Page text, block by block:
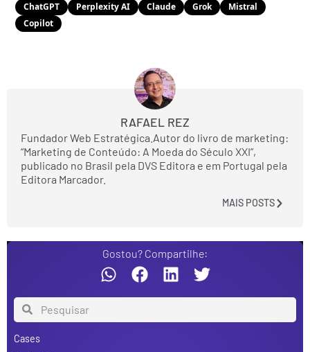
ChatGPT Perplexity AI Claude Grok
Mistral
Copilot
RAFAEL REZ
Fundador Web Estratégica.Autor do livro de marketing:
“Marketing de Conteúdo: A Moeda do Século XXI”,
publicado no Brasil pela DVS Editora e em Portugal pela
Editora Marcador.
MAIS POSTS
Gostou? Compartilhe:
Cases